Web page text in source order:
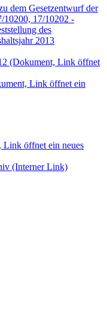
dem Gesetzentwurf der
10200, 17/10202 -
des
2013
(Dokument, Link öffnet
Link öffnet ein
Link öffnet ein neues
(Interner Link)